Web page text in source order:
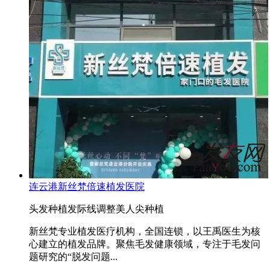
连云港新丝梵倍速植发医院
头发种植发际线调整美人尖种植
新丝梵专业植发医疗机构，全国连锁，以王禹医生为核
心建立的植发品牌。聚焦毛发健康领域，专注于毛发问
题研究的“脱发问题...